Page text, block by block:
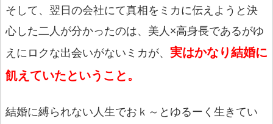
そして、翌日の会社にて真相をミカに伝えようと決
心した二人が分かったのは、美人×高身長であるがゆ
えにロクな出会いがないミカが、 実はかなり結婚に
飢えていたということ。
結婚に縛られない人生でおｋ～とゆるーく生きてい